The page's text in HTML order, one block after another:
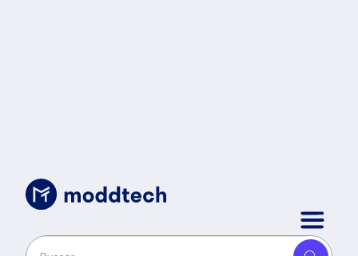
Sin categoría/PROTECTOR DE SILICÓN PARA
GABINETE Y DISCO DURO DE 2.5